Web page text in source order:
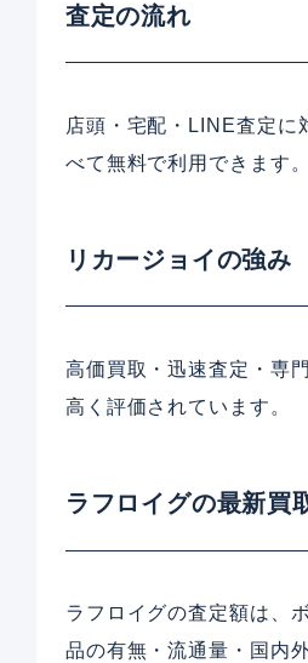
査定の流れ
店頭・宅配・LINE査定に
べて無料で利用できます。
リカージョイの強み
高価買取・迅速査定・専
高く評価されています。
ラフロイグの最新買
ラフロイグの査定額は、
品の有無・流通量・国内